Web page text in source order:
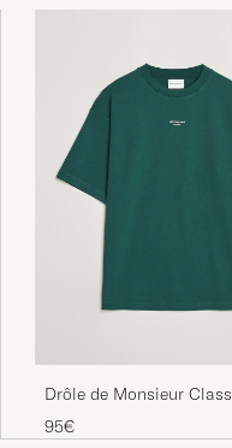
Drôle de Monsieur
T-Shirt Dark Green
95€